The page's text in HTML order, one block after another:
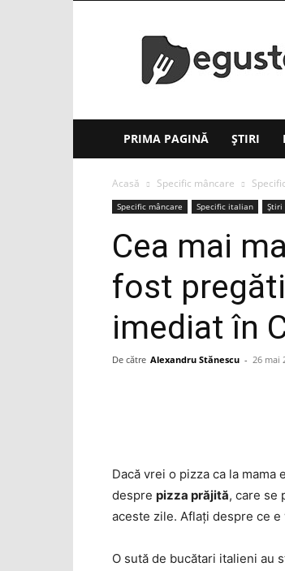
Degustăm(.ro)
PRIMA PAGINĂ ȘTIRI
Acasă Specific mâncare
Specific mâncare Specific italian Știri
Cea mai
fost
imediat în
De către Alexandru Stănescu - 26 mai
Dacă vrei o pizza ca la mama
despre pizza prăjită, care se
aceste zile. Aflaţi despre ce e
O sută de bucătari italieni au